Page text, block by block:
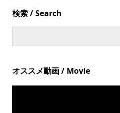
検索 / Search
オススメ動画 / Movie